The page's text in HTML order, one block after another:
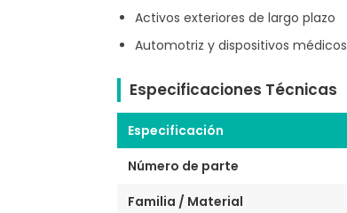
Activos exteriores de largo plazo
Automotriz y dispositivos médicos
Especificaciones Técnicas
Especificación
Número de parte
Familia / Material